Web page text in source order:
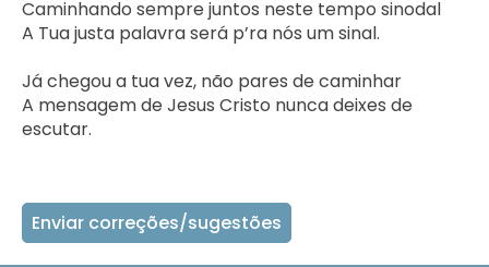
Caminhando sempre juntos neste tempo sinodal
A Tua justa palavra será p’ra nós um sinal.
Já chegou a tua vez, não pares de caminhar
A mensagem de Jesus Cristo nunca deixes de
escutar.
Enviar correções/sugestões